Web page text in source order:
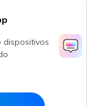
dispositivos